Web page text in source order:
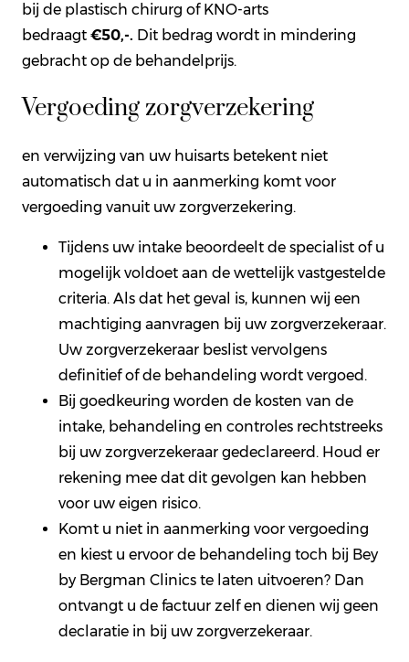
bij de plastisch chirurg of KNO-arts
bedraagt €50,-. Dit bedrag wordt in mindering
gebracht op de behandelprijs.
Vergoeding zorgverzekering
en verwijzing van uw huisarts betekent niet
automatisch dat u in aanmerking komt voor
vergoeding vanuit uw zorgverzekering.
Tijdens uw intake beoordeelt de specialist of u
mogelijk voldoet aan de wettelijk vastgestelde
criteria. Als dat het geval is, kunnen wij een
machtiging aanvragen bij uw zorgverzekeraar.
Uw zorgverzekeraar beslist vervolgens
definitief of de behandeling wordt vergoed.
Bij goedkeuring worden de kosten van de
intake, behandeling en controles rechtstreeks
bij uw zorgverzekeraar gedeclareerd. Houd er
rekening mee dat dit gevolgen kan hebben
voor uw eigen risico.
Komt u niet in aanmerking voor vergoeding
en kiest u ervoor de behandeling toch bij Bey
by Bergman Clinics te laten uitvoeren? Dan
ontvangt u de factuur zelf en dienen wij geen
declaratie in bij uw zorgverzekeraar.